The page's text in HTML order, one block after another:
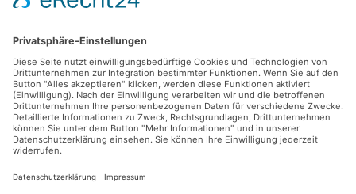
Versandarten
Unsere Communities
Zahlungsarten
Ladengeschäft